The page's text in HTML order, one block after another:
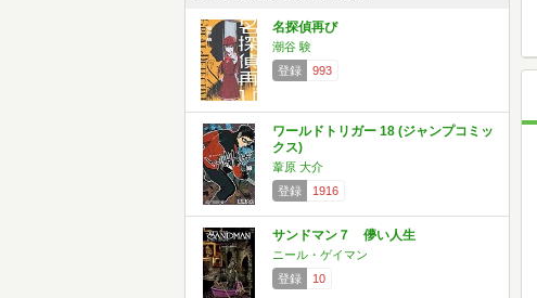
名探偵再び
潮谷 験
登録
993
ワールドトリガー 18 (ジャンプコミッ
クス)
葦原 大介
登録
1916
サンドマン７ 儚い人生
ニール・ゲイマン
登録
10